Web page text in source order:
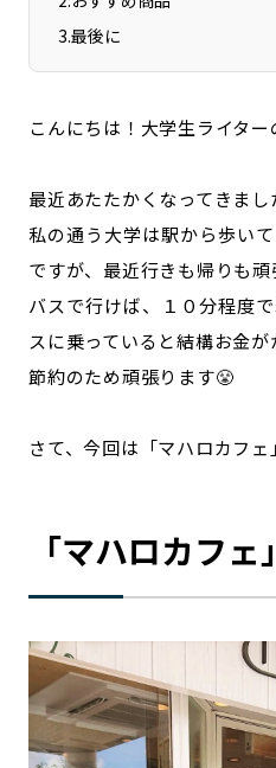
3.最後に
こんにちは！大学生ライタ
最近あたたかくなってきまし
私の通う大学は駅から歩い
ですが、最近行きも帰りも
バスで行けば、１０分程度
スに乗っていると結構お金
節約のため頑張ります😤
さて、今回は「マハロカフェ
「マハロカフェ」